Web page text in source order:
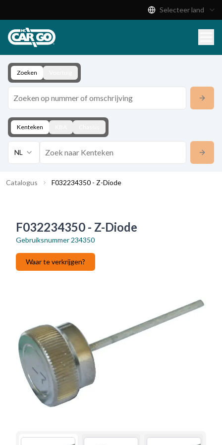
Download
Contact
Selecteer land
Zoeken
Kenteken
NL
Catalogus F032234350 - Z-Diode
F032234350 - Z-Diode
Gebruiksnummer 234350
Waar te verkrijgen?